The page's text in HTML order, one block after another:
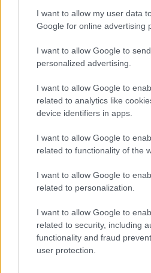
I want to allow my user data
Google for online advertising
I want to allow Google to
personalized advertising.
I want to allow Google to
related to analytics like
device identifiers in apps.
I want to allow Google to
related to functionality of the
I want to allow Google to
related to personalization.
I want to allow Google to
related to security, including
functionality and fraud
user protection.
που δεν είχε προηγουμένως
ρύθμιση αυτή αφορά μόνο
δίπλωμα ευρεσιτεχνίας και
που αποφέρουν σημαντικό
ασθενή. Ασφαλώς θα πρέπει
η συγκεκριμένη ρύθμιση
χρησιμοποιείται για
αειφορίας, αποκλείοντας
προστατεύονται.
Προσθέστε το iatronet.gr
Ειδήσεις υγείας σήμερα
Τι ακριβώς είναι οι φυτικές
λειτουργούν